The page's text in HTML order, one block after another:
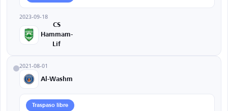
2023-09-18
CS
Hammam-
Lif
2021-08-01
Al-Washm
Traspaso libre